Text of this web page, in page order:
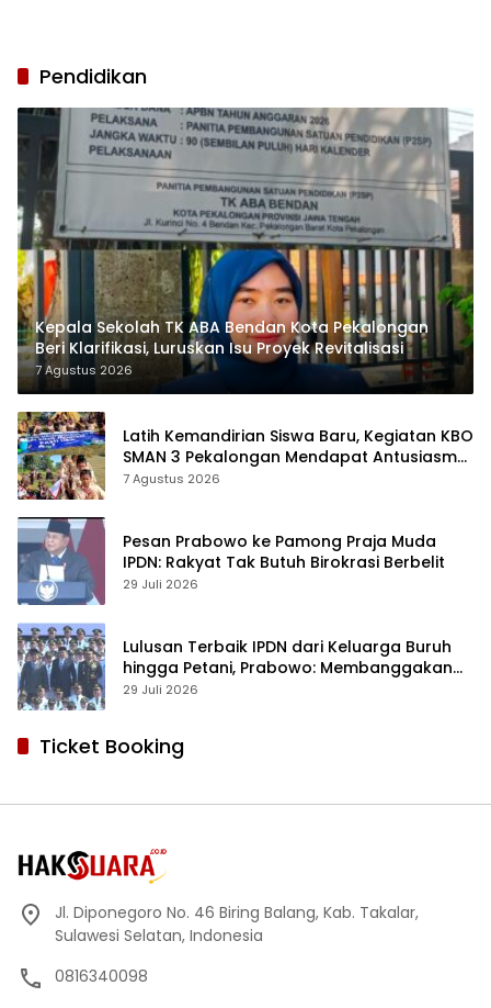
Pendidikan
Kepala Sekolah TK ABA Bendan Kota Pekalongan
Beri Klarifikasi, Luruskan Isu Proyek Revitalisasi
7 Agustus 2026
Latih Kemandirian Siswa Baru, Kegiatan KBO
SMAN 3 Pekalongan Mendapat Antusiasme
dan Respon Positif Orang Tua Murid
7 Agustus 2026
Pesan Prabowo ke Pamong Praja Muda
IPDN: Rakyat Tak Butuh Birokrasi Berbelit
29 Juli 2026
Lulusan Terbaik IPDN dari Keluarga Buruh
hingga Petani, Prabowo: Membanggakan
Hati Saya
29 Juli 2026
Ticket Booking
Jl. Diponegoro No. 46 Biring Balang, Kab. Takalar,
Sulawesi Selatan, Indonesia
0816340098